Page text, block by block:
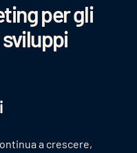
per gli
a crescere,